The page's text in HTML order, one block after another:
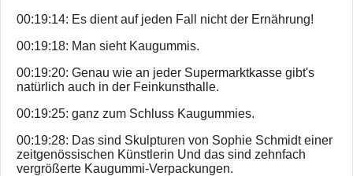
00:19:14: Es dient auf jeden Fall nicht der Ernährung!
00:19:18: Man sieht Kaugummis.
00:19:20: Genau wie an jeder Supermarktkasse gibt's
natürlich auch in der Feinkunsthalle.
00:19:25: ganz zum Schluss Kaugummies.
00:19:28: Das sind Skulpturen von Sophie Schmidt einer
zeitgenössischen Künstlerin Und das sind zehnfach
vergrößerte Kaugummi-Verpackungen.